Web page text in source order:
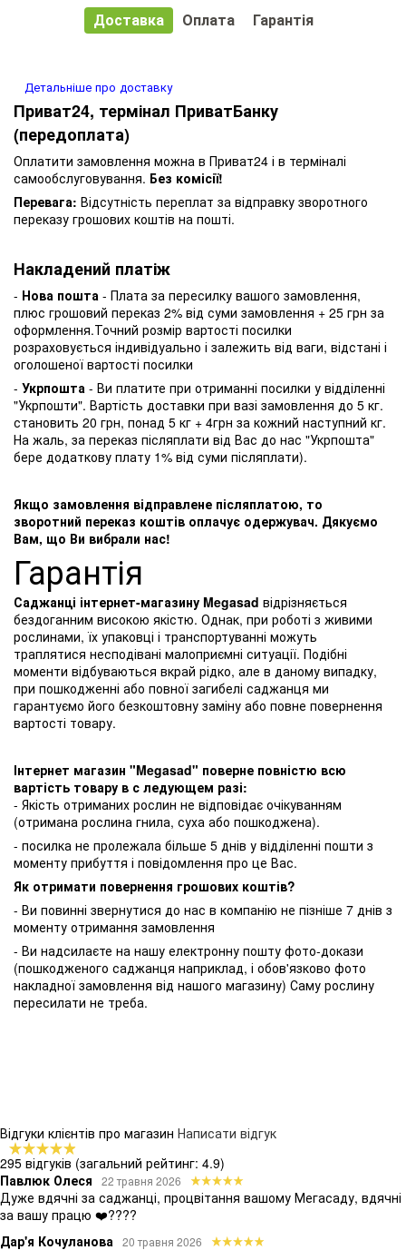
Доставка Оплата Гарантія
Детальніше про доставку
Приват24, термінал ПриватБанку
(передоплата)
Оплатити замовлення можна в Приват24 і в терміналі
самообслуговування. Без комісії!
Перевага: Відсутність переплат за відправку зворотного
переказу грошових коштів на пошті.
Накладений платіж
- Нова пошта - Плата за пересилку вашого замовлення,
плюс грошовий переказ 2% від суми замовлення + 25 грн за
оформлення.Точний розмір вартості посилки
розраховується індивідуально і залежить від ваги, відстані і
оголошеної вартості посилки
- Укрпошта - Ви платите при отриманні посилки у відділенні
"Укрпошти". Вартість доставки при вазі замовлення до 5 кг.
становить 20 грн, понад 5 кг + 4грн за кожний наступний кг.
На жаль, за переказ післяплати від Вас до нас "Укрпошта"
бере додаткову плату 1% від суми післяплати).
Якщо замовлення відправлене післяплатою, то
зворотний переказ коштів оплачує одержувач. Дякуємо
Вам, що Ви вибрали нас!
Гарантія
Саджанці інтернет-магазину Megasad відрізняється
бездоганним високою якістю. Однак, при роботі з живими
рослинами, їх упаковці і транспортуванні можуть
траплятися несподівані малоприємні ситуації. Подібні
моменти відбуваються вкрай рідко, але в даному випадку,
при пошкодженні або повної загибелі саджанця ми
гарантуємо його безкоштовну заміну або повне повернення
вартості товару.
Інтернет магазин "Megasad" поверне повністю всю
вартість товару в с ледующем разі:
- Якість отриманих рослин не відповідає очікуванням
(отримана рослина гнила, суха або пошкоджена).
- посилка не пролежала більше 5 днів у відділенні пошти з
моменту прибуття і повідомлення про це Вас.
Як отримати повернення грошових коштів?
- Ви повинні звернутися до нас в компанію не пізніше 7 днів з
моменту отримання замовлення
- Ви надсилаєте на нашу електронну пошту фото-докази
(пошкодженого саджанця наприклад, і обов'язково фото
накладної замовлення від нашого магазину) Саму рослину
пересилати не треба.
Відгуки клієнтів про магазин Написати відгук
295 відгуків (загальний рейтинг: 4.9)
Павлюк Олеся
22 травня 2026
Дуже вдячні за саджанці, процвітання вашому Мегасаду, вдячні
за вашу працю ❤️????
Дар'я Кочуланова 20 травня 2026